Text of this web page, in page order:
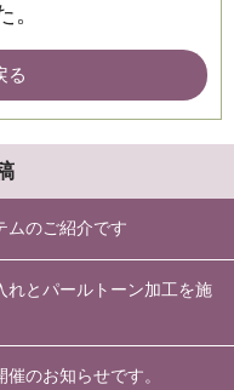
る
ムのご紹介です
れとパールトーン加工を施
のお知らせです。